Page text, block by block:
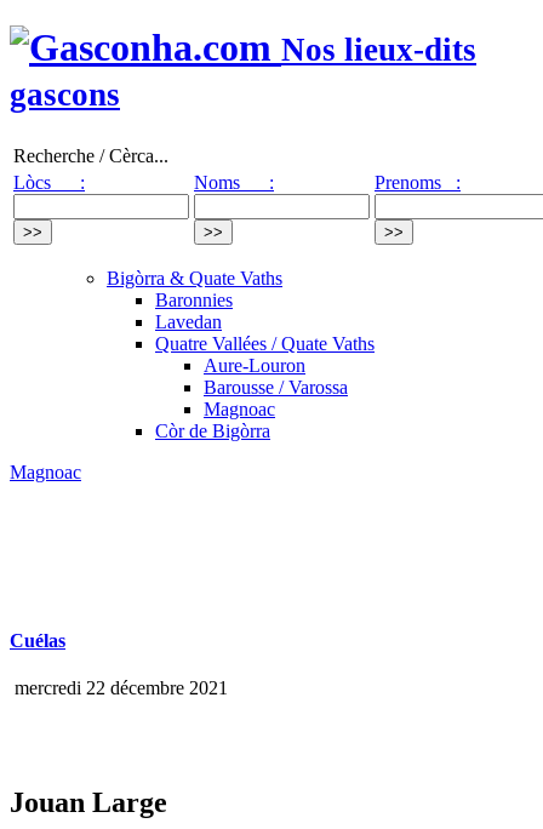
Nos lieux-dits
gascons
Recherche / Cèrca...
Lòcs :
Noms : Prenoms :
Bigòrra & Quate Vaths
Baronnies
Lavedan
Quatre Vallées / Quate Vaths
Aure-Louron
Barousse / Varossa
Magnoac
Còr de Bigòrra
Magnoac
Cuélas
mercredi 22 décembre 2021
Jouan Large